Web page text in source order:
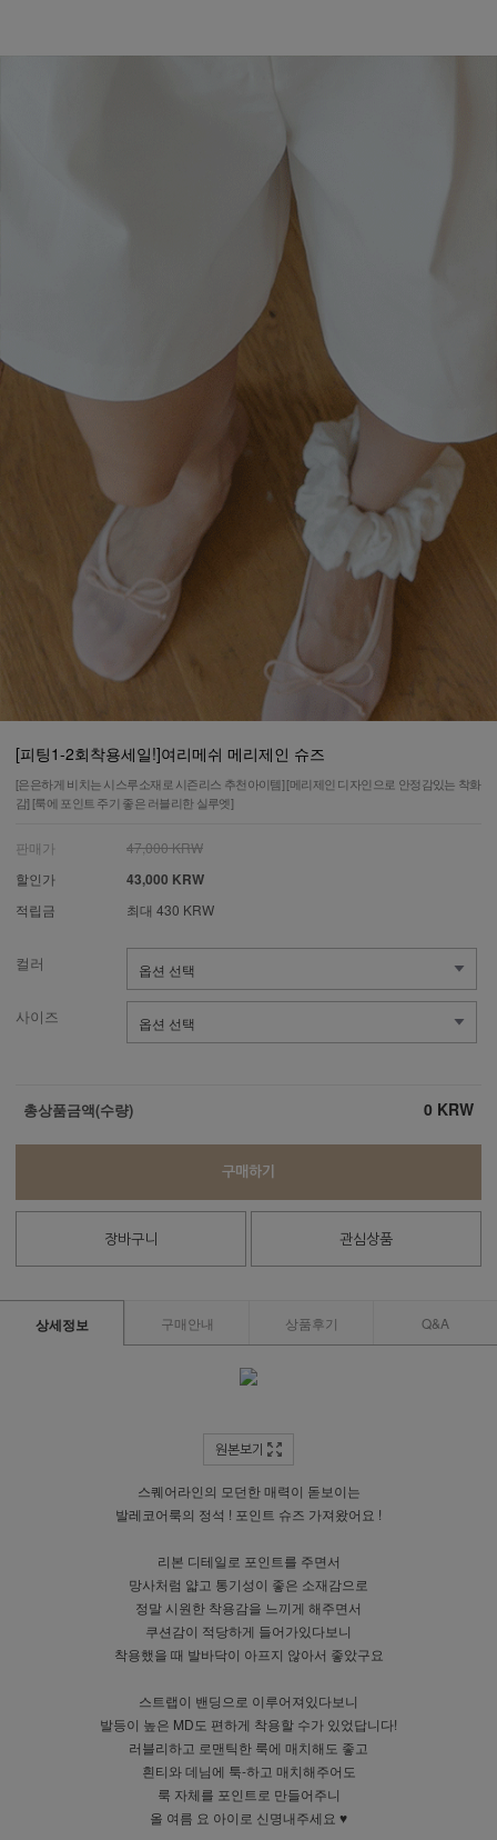
[피팅1-2회착용세일!]여리메쉬 메리제인 슈즈
[은은하게 비치는 시스루소재로 시즌리스 추천아이템] [메리제인 디자인으로 안정감있는 착화
감] [룩에 포인트 주기 좋은 러블리한 실루엣]
판매가
47,000 KRW
할인가
43,000 KRW
적립금 최대 430 KRW
컬러
사이즈
총상품금액(수량) 0 KRW
구매하기
장바구니 관심상품
상세정보 구매안내 상품후기 Q&A
원본보기
스퀘어라인의 모던한 매력이 돋보이는
발레코어룩의 정석 ! 포인트 슈즈 가져왔어요 !
리본 디테일로 포인트를 주면서
망사처럼 얇고 통기성이 좋은 소재감으로
정말 시원한 착용감을 느끼게 해주면서
쿠션감이 적당하게 들어가있다보니
착용했을 때 발바닥이 아프지 않아서 좋았구요
스트랩이 밴딩으로 이루어져있다보니
발등이 높은 MD도 편하게 착용할 수가 있었답니다!
러블리하고 로맨틱한 룩에 매치해도 좋고
흰티와 데님에 툭-하고 매치해주어도
룩 자체를 포인트로 만들어주니
올 여름 요 아이로 신명내주세요 ♥